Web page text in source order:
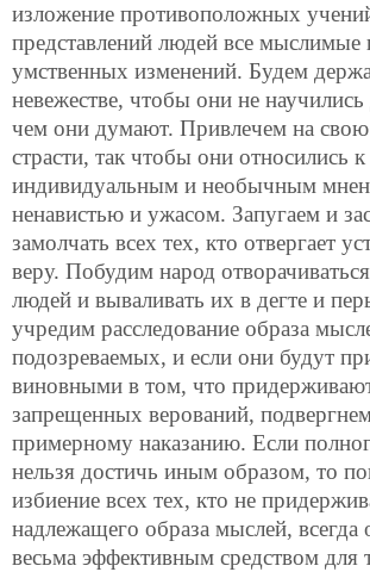
изложение противоположных
представлений людей все
умственных изменений. Будем
невежестве, чтобы они не
чем они думают. Привлечем на
страсти, так чтобы они относились к
индивидуальным и необычным
ненавистью и ужасом. Запугаем и
замолчать всех тех, кто отвергает
веру. Побудим народ
людей и вываливать их в дегте и
учредим расследование образа
подозреваемых, и если они будут
виновными в том, что
запрещенных верований,
примерному наказанию. Если
нельзя достичь иным образом, то
избиение всех тех, кто не
надлежащего образа мыслей, всегда
весьма эффективным средством для